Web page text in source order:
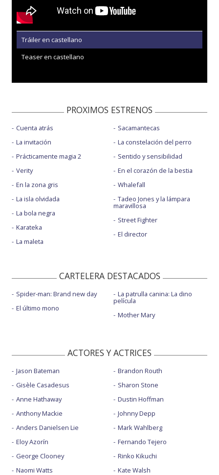
Tráiler en castellano
Teaser en castellano
PROXIMOS ESTRENOS
Cuenta atrás
La invitación
Prácticamente magia 2
Verity
En la zona gris
La isla olvidada
La bola negra
Karateka
La maleta
Sacamantecas
La constelación del perro
Sentido y sensibilidad
En el corazón de la bestia
Whalefall
Tadeo Jones y la lámpara
maravillosa
Street Fighter
El director
CARTELERA DESTACADOS
Spider-man: Brand new day
El último mono
La patrulla canina: La dino
película
Mother Mary
ACTORES Y ACTRICES
Jason Bateman
Gisèle Casadesus
Anne Hathaway
Anthony Mackie
Anders Danielsen Lie
Eloy Azorín
George Clooney
Naomi Watts
Brandon Routh
Sharon Stone
Dustin Hoffman
Johnny Depp
Mark Wahlberg
Fernando Tejero
Rinko Kikuchi
Kate Walsh